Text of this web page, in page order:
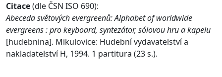
Citace(dle ČSN ISO 690):
Abeceda světových evergreenů: Alphabet of worldwide
evergreens : pro keyboard, syntezátor, sólovou hru a kapelu
[hudebnina]. Mikulovice: Hudební vydavatelství a
nakladatelství H, 1994. 1 partitura (23 s.).